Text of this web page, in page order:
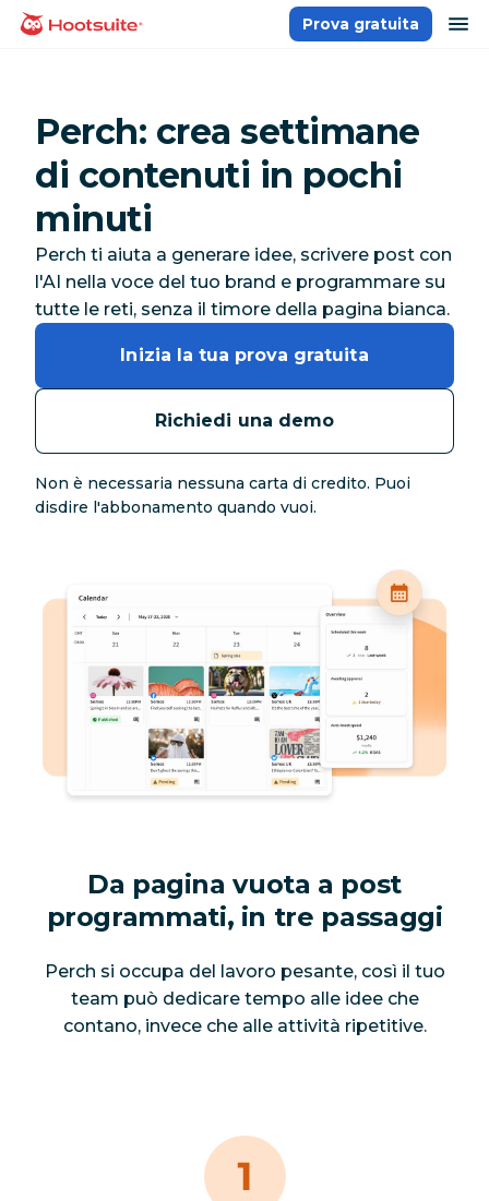
Salta
Homepage
Prova gratuita
Perch: crea settimane
di contenuti in pochi
minuti
Perch ti aiuta a generare idee, scrivere post con
l'AI nella voce del tuo brand e programmare su
tutte le reti, senza il timore della pagina bianca.
Inizia la tua prova gratuita
Richiedi una demo
Non è necessaria nessuna carta di credito. Puoi
disdire l'abbonamento quando vuoi.
Da pagina vuota a post
programmati, in tre passaggi
Perch si occupa del lavoro pesante, così il tuo
team può dedicare tempo alle idee che
contano, invece che alle attività ripetitive.